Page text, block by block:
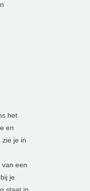
het
en
zie je in
een
je